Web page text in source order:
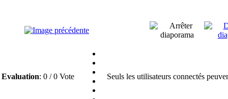
Evaluation: 0 / 0 Vote Seuls les utilisateurs connectés